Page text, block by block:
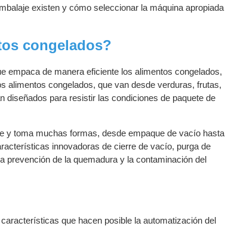
existen y cómo seleccionar la máquina apropiada
congelados?
empaca de manera eficiente los alimentos congelados,
alimentos congelados, que van desde verduras, frutas,
para resistir las condiciones de paquete de
y toma muchas formas, desde empaque de vacío hasta
innovadoras de cierre de vacío, purga de
prevención de la quemadura y la contaminación del
que hacen posible la automatización del